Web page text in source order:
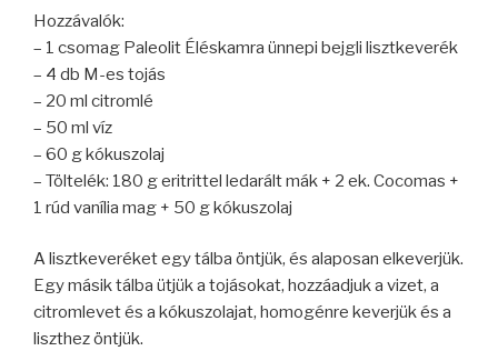
Hozzávalók:
– 1 csomag Paleolit Éléskamra ünnepi bejgli lisztkeverék
– 4 db M-es tojás
– 20 ml citromlé
– 50 ml víz
– 60 g kókuszolaj
– Töltelék: 180 g eritrittel ledarált mák + 2 ek. Cocomas +
1 rúd vanília mag + 50 g kókuszolaj
A lisztkeveréket egy tálba öntjük, és alaposan elkeverjük.
Egy másik tálba ütjük a tojásokat, hozzáadjuk a vizet, a
citromlevet és a kókuszolajat, homogénre keverjük és a
liszthez öntjük.